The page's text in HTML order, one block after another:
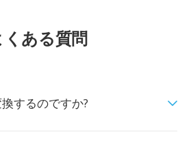
くある質問
するのですか?